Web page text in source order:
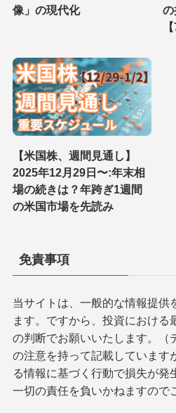
像」の現代化
の
【米国株、週間見通し】
2025年12月29日〜:年末相
場の続きは？年跨ぎ1週間
の米国市場を先読み
免責事項
当サイトは、一般的な情報提供
ます。ですから、投資における
の判断でお願いいたします。（
の注意を持って記載しています
る情報に基づく行動で損失が発
一切の責任を負いかねますので